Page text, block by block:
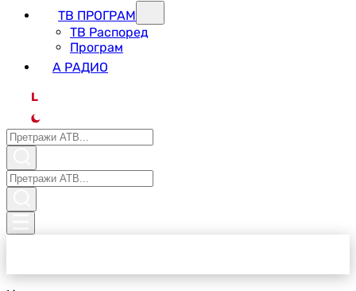
ТВ ПРОГРАМ
ТВ Распоред
Програм
А РАДИО
L